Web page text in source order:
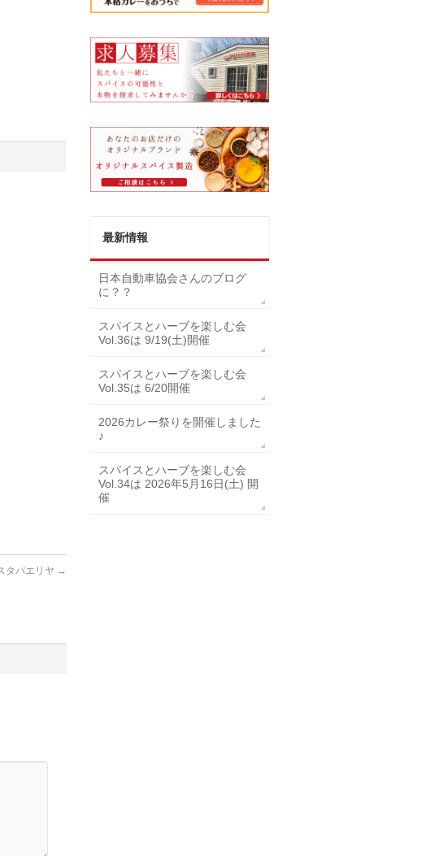
タパエリヤ →
最新情報
日本自動車協会さんのブログ
に？？
スパイスとハーブを楽しむ会
Vol.36は 9/19(土)開催
スパイスとハーブを楽しむ会
Vol.35は 6/20開催
2026カレー祭りを開催しました
♪
スパイスとハーブを楽しむ会
Vol.34は 2026年5月16日(土) 開
催